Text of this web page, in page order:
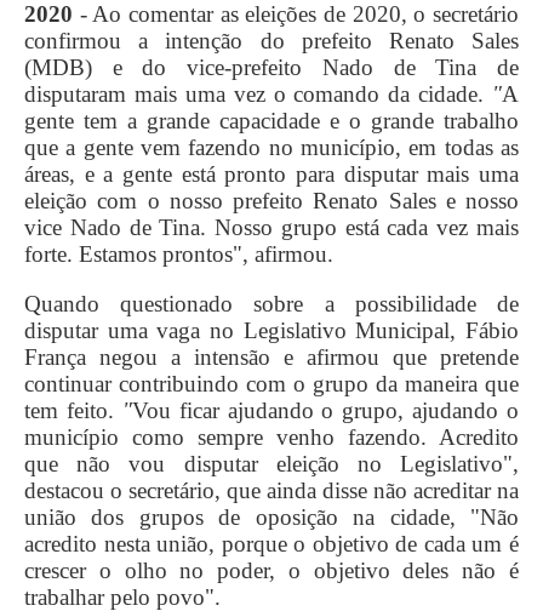
2020 - Ao comentar as eleições de 2020, o secretário
confirmou a intenção do prefeito Renato Sales
(MDB) e do vice-prefeito Nado de Tina de
disputaram mais uma vez o comando da cidade. "A
gente tem a grande capacidade e o grande trabalho
que a gente vem fazendo no município, em todas as
áreas, e a gente está pronto para disputar mais uma
eleição com o nosso prefeito Renato Sales e nosso
vice Nado de Tina. Nosso grupo está cada vez mais
forte. Estamos prontos", afirmou.
Quando questionado sobre a possibilidade de
disputar uma vaga no Legislativo Municipal, Fábio
França negou a intensão e afirmou que pretende
continuar contribuindo com o grupo da maneira que
tem feito. "Vou ficar ajudando o grupo, ajudando o
município como sempre venho fazendo. Acredito
que não vou disputar eleição no Legislativo",
destacou o secretário, que ainda disse não acreditar na
união dos grupos de oposição na cidade, "Não
acredito nesta união, porque o objetivo de cada um é
crescer o olho no poder, o objetivo deles não é
trabalhar pelo povo".